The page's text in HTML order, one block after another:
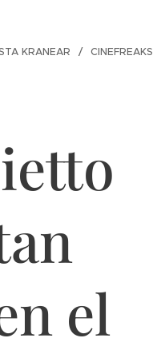
KRANEAR CINEFREAKS
el